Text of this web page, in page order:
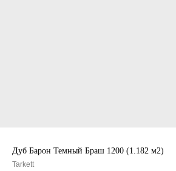
Дуб Барон Темный Браш 1200 (1.182 м2)
Tarkett